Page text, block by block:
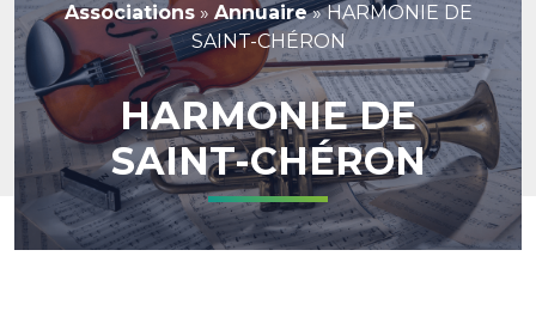
Associations» Annuaire»HARMONIE DE
SAINT-CHÉRON
HARMONIE DE
SAINT-CHÉRON